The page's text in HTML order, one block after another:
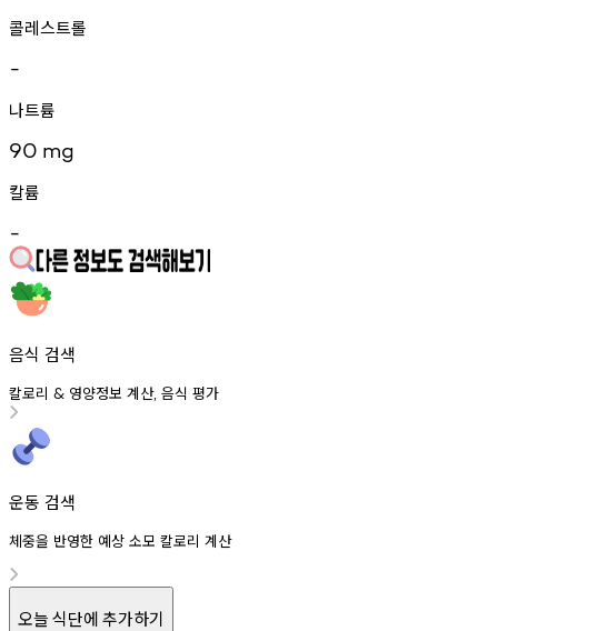
콜레스트롤
-
나트륨
90 mg
칼륨
-
음식 검색
칼로리 & 영양정보 계산, 음식 평가
운동 검색
체중을 반영한 예상 소모 칼로리 계산
오늘 식단에 추가하기